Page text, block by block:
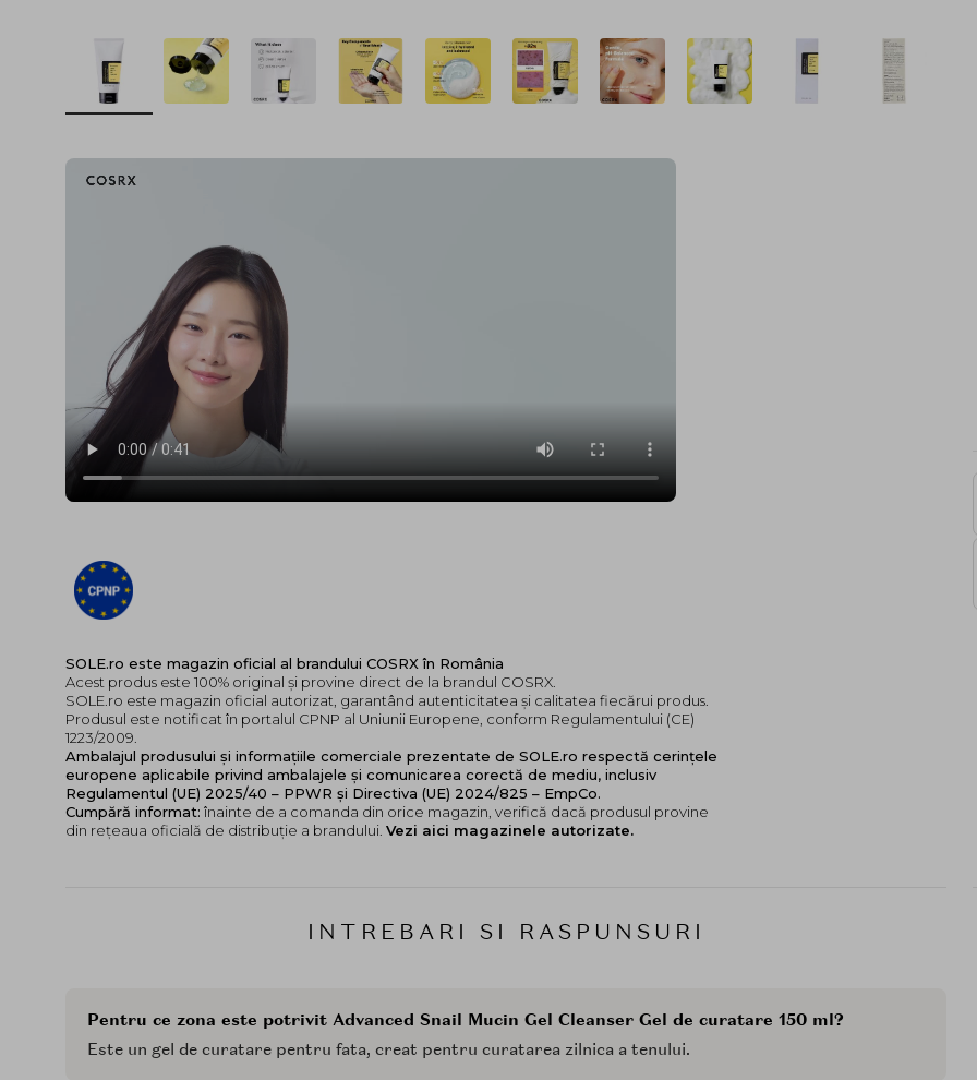
SOLE.ro este magazin oficial al brandului COSRX în România
Acest produs este 100% original și provine direct de la brandul COSRX.
SOLE.ro este magazin oficial autorizat, garantând autenticitatea și calitatea fiecărui produs.
Produsul este notificat în portalul CPNP al Uniunii Europene, conform Regulamentului (CE)
1223/2009.
Ambalajul produsului și informațiile comerciale prezentate de SOLE.ro respectă cerințele
europene aplicabile privind ambalajele și comunicarea corectă de mediu, inclusiv
Regulamentul (UE) 2025/40 – PPWR și Directiva (UE) 2024/825 – EmpCo.
Cumpără informat: înainte de a comanda din orice magazin, verifică dacă produsul provine
din rețeaua oficială de distribuție a brandului. Vezi aici magazinele autorizate.
INTREBARI SI RASPUNSURI
Pentru ce zona este potrivit Advanced Snail Mucin Gel Cleanser Gel de curatare 150 ml?
Este un gel de curatare pentru fata, creat pentru curatarea zilnica a tenului.